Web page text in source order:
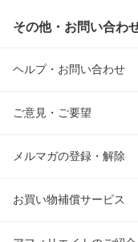
その他・お問い合わ
ヘルプ・お問い合わせ
ご意見・ご要望
メルマガの登録・解除
お買い物補償サービス